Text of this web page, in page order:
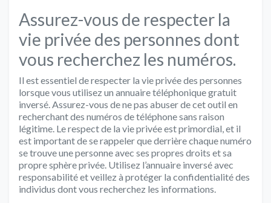
Assurez-vous de respecter la
vie privée des personnes dont
vous recherchez les numéros.
Il est essentiel de respecter la vie privée des personnes
lorsque vous utilisez un annuaire téléphonique gratuit
inversé. Assurez-vous de ne pas abuser de cet outil en
recherchant des numéros de téléphone sans raison
légitime. Le respect de la vie privée est primordial, et il
est important de se rappeler que derrière chaque numéro
se trouve une personne avec ses propres droits et sa
propre sphère privée. Utilisez l’annuaire inversé avec
responsabilité et veillez à protéger la confidentialité des
individus dont vous recherchez les informations.